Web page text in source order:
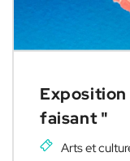
faisant "
Arts et